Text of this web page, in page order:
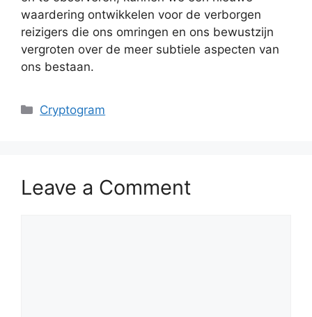
waardering ontwikkelen voor de verborgen
reizigers die ons omringen en ons bewustzijn
vergroten over de meer subtiele aspecten van
ons bestaan.
Categories
Cryptogram
Leave a Comment